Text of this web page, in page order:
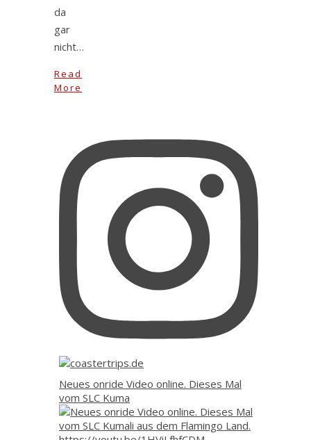
da
gar
nicht…
Read
More
Neues onride Video online. Dieses Mal
vom SLC Kuma